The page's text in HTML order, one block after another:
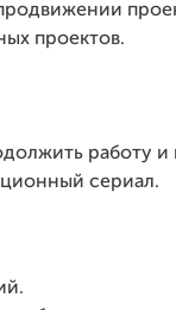
проектов.
работу и
сериал.